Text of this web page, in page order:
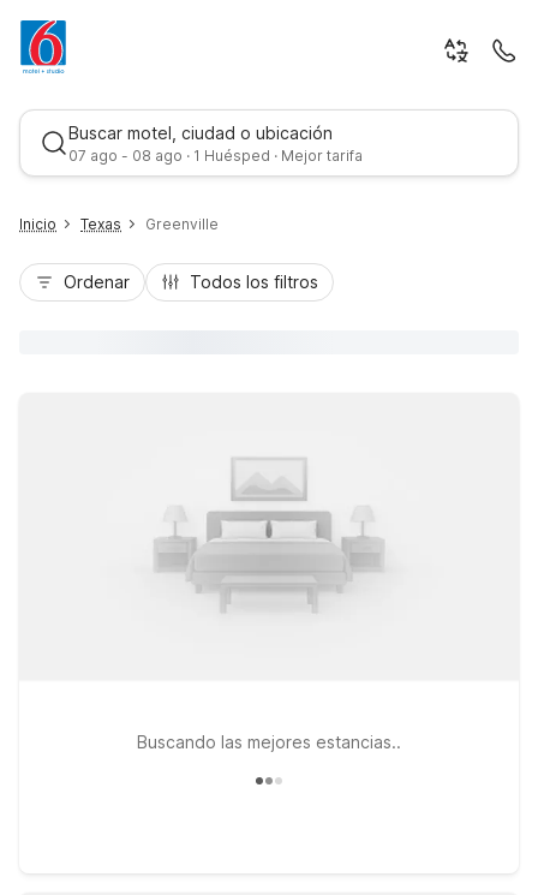
Buscar motel, ciudad o ubicación
07 ago - 08 ago · 1 Huésped · Mejor tarifa
Inicio Texas Greenville
Ordenar Todos los filtros
Buscando las mejores estancias..